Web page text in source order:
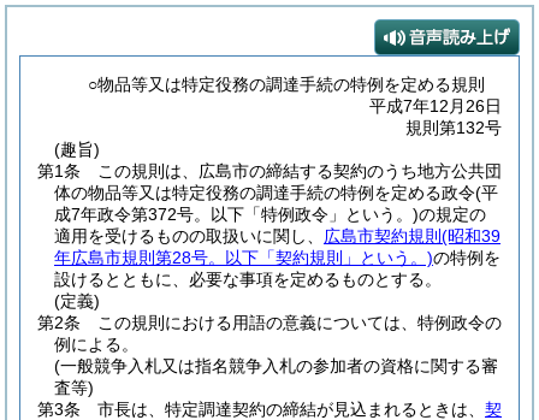
○物品等又は特定役務の調達手続の特例を定める規則
平成7年12月26日
規則第132号
(趣旨)
第1条
この規則は、広島市の締結する契約のうち地方公共団
体の物品等又は特定役務の調達手続の特例を定める政令(平
成7年政令第372号。以下「特例政令」という。)の規定の
適用を受けるものの取扱いに関し、 広島市契約規則 (昭和39
年広島市規則第28号。以下「契約規則」という。)の特例を
設けるとともに、必要な事項を定めるものとする。
(定義)
第2条
この規則における用語の意義については、特例政令の
例による。
(一般競争入札又は指名競争入札の参加者の資格に関する審
査等)
第3条
市長は、特定調達契約の締結が見込まれるときは、 契